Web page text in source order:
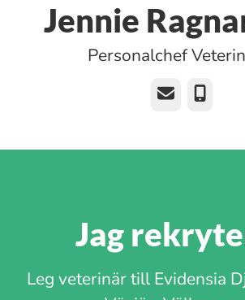
Jennie
Personalchef
E-post Telefon
Jag
Leg veterinär till Evidensia